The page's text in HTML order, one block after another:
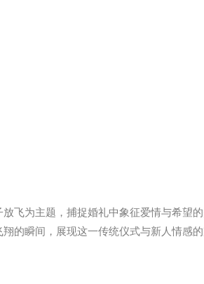
飞为主题，捕捉婚礼中象征爱情与希望
的瞬间，展现这一传统仪式与新人情感的